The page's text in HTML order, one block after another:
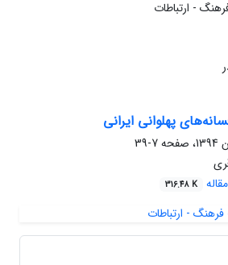
پهلوانی ایرانی
7-39
316.48 K